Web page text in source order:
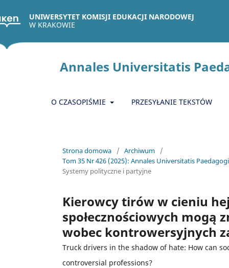
UNIWERSYTET KOMISJI EDUKACJI NARODOWEJ
W KRAKOWIE
Annales Universitatis
O CZASOPIŚMIE PRZESYŁANIE TEKSTÓW
Strona domowa / Archiwum
/
Tom 35 Nr 426 (2025): Annales Universitatis
Systemy polityczne i partyjne
Kierowcy tirów w cieniu
społecznościowych mogą
wobec kontrowersyjnych
Truck drivers in the shadow of hate: How can
controversial professions?